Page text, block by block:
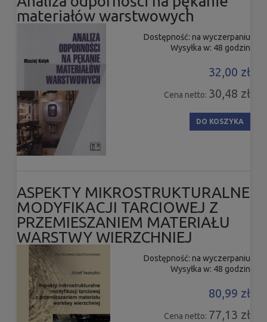
materiałów warstwowych
Dostępność: na wyczerpaniu
Wysyłka w: 48 godzin
32,00 zł
Cena netto: 30,48 zł
DO KOSZYKA
ASPEKTY MIKROSTRUKTURALNE
MODYFIKACJI TARCIOWEJ Z
PRZEMIESZANIEM MATERIAŁU
WARSTWY WIERZCHNIEJ
Dostępność: na wyczerpaniu
Wysyłka w: 48 godzin
80,99 zł
Cena netto: 77,13 zł